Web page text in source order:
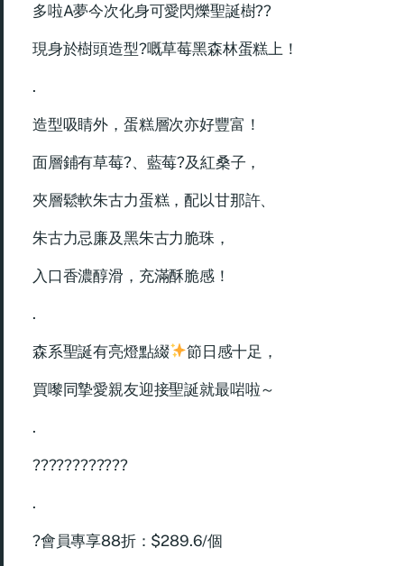
多啦A夢今次化身可愛閃爍聖誕樹??
現身於樹頭造型?嘅草莓黑森林蛋糕上！
.
造型吸睛外，蛋糕層次亦好豐富！
面層鋪有草莓?、藍莓?及紅桑子，
夾層鬆軟朱古力蛋糕，配以甘那許、
朱古力忌廉及黑朱古力脆珠，
入口香濃醇滑，充滿酥脆感！
.
森系聖誕有亮燈點綴 節日感十足，
買嚟同摯愛親友迎接聖誕就最啱啦～
.
????????????
.
?會員專享88折：$289.6/個